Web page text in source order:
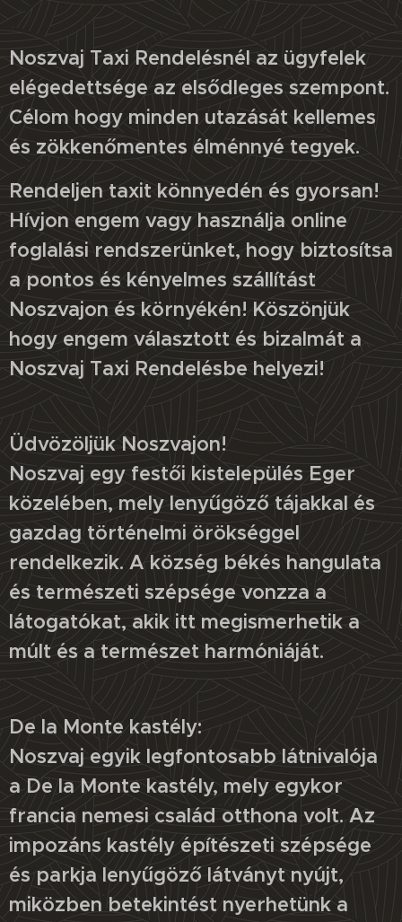
Noszvaj Taxi Rendelésnél az ügyfelek
elégedettsége az elsődleges szempont.
Célom hogy minden utazását kellemes
és zökkenőmentes élménnyé tegyek.
Rendeljen taxit könnyedén és gyorsan!
Hívjon engem vagy használja online
foglalási rendszerünket, hogy biztosítsa
a pontos és kényelmes szállítást
Noszvajon és környékén!Köszönjük
hogy engem választott és bizalmát a
Noszvaj Taxi Rendelésbe helyezi!
Üdvözöljük Noszvajon!
Noszvaj egy festői kistelepülés Eger
közelében, mely lenyűgöző tájakkal és
gazdag történelmi örökséggel
rendelkezik. A község békés hangulata
és természeti szépsége vonzza a
látogatókat, akik itt megismerhetik a
múlt és a természet harmóniáját.
De la Monte kastély:
Noszvaj egyik legfontosabb látnivalója
a De la Monte kastély, mely egykor
francia nemesi család otthona volt. Az
impozáns kastély építészeti szépsége
és parkja lenyűgöző látványt nyújt,
miközben betekintést nyerhetünk a